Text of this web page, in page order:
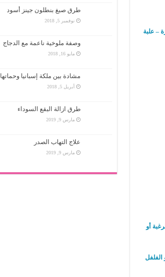
دافيء – 4 معلقة لبن بودرة – علبة
أو
و الفلفل
طرق صبغ بنطلون جينز أسود
نوفمبر 5, 2018
وصفة ملوخية ناعمة مع الدجاج
مايو 16, 2018
مشادة بين ملكة إسبانيا وحماتها
أبريل 5, 2018
طرق ازالة البقع السوداء
مارس 9, 2019
علاج التهاب الصدر
مارس 9, 2019